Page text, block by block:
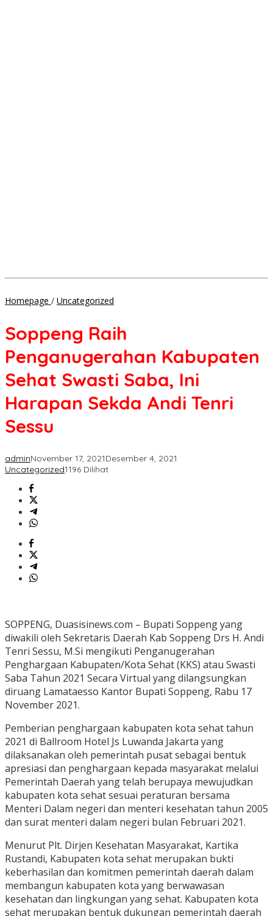
Homepage / Uncategorized
Kabupaten
Swasti
Ini
Sekda
Soppeng Raih
Penganugerahan Kabupaten
Sehat Swasti Saba, Ini
Harapan Sekda Andi Tenri
Sessu
adminNovember 17, 2021Desember 4, 2021
Uncategorized1196 Dilihat
SOPPENG, Duasisinews.com – Bupati Soppeng yang
diwakili oleh Sekretaris Daerah Kab Soppeng Drs H. Andi
Tenri Sessu, M.Si mengikuti Penganugerahan
Penghargaan Kabupaten/Kota Sehat (KKS) atau Swasti
Saba Tahun 2021 Secara Virtual yang dilangsungkan
diruang Lamataesso Kantor Bupati Soppeng, Rabu 17
November 2021.
Pemberian penghargaan kabupaten kota sehat tahun
2021 di Ballroom Hotel Js Luwanda Jakarta yang
dilaksanakan oleh pemerintah pusat sebagai bentuk
apresiasi dan penghargaan kepada masyarakat melalui
Pemerintah Daerah yang telah berupaya mewujudkan
kabupaten kota sehat sesuai peraturan bersama
Menteri Dalam negeri dan menteri kesehatan tahun 2005
dan surat menteri dalam negeri bulan Februari 2021.
Menurut Plt. Dirjen Kesehatan Masyarakat, Kartika
Rustandi, Kabupaten kota sehat merupakan bukti
keberhasilan dan komitmen pemerintah daerah dalam
membangun kabupaten kota yang berwawasan
kesehatan dan lingkungan yang sehat. Kabupaten kota
sehat merupakan bentuk dukungan pemerintah daerah